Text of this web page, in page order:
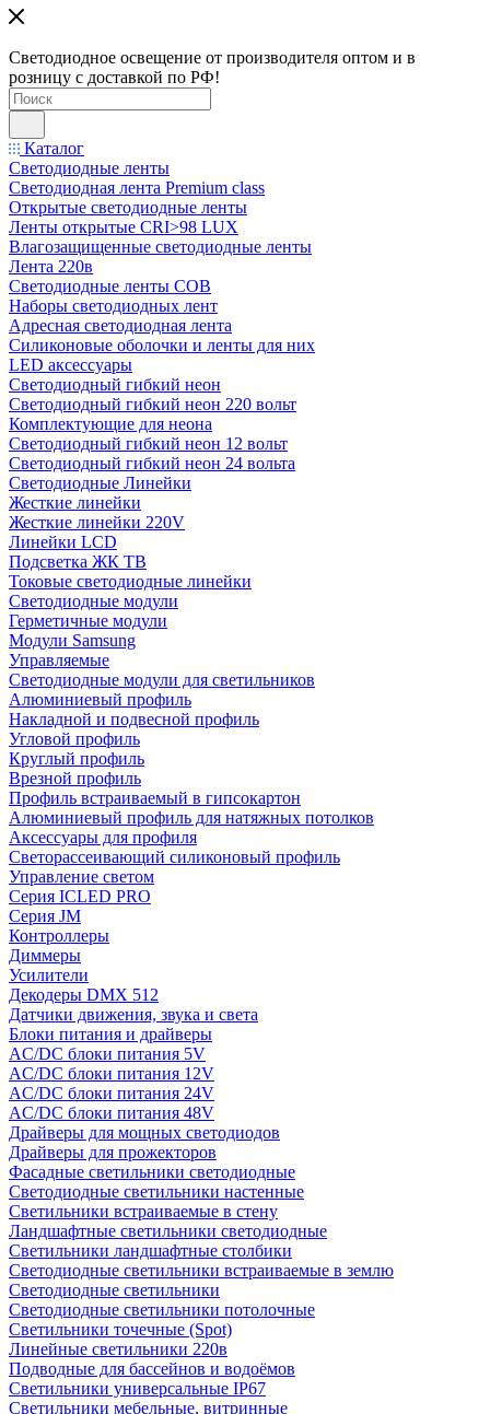
Светодиодное освещение от производителя оптом и в
розницу с доставкой по РФ!
Каталог
Светодиодные ленты
Светодиодная лента Premium class
Открытые светодиодные ленты
Ленты открытые CRI>98 LUX
Влагозащищенные светодиодные ленты
Лента 220в
Светодиодные ленты COB
Наборы светодиодных лент
Адресная светодиодная лента
Силиконовые оболочки и ленты для них
LED аксессуары
Светодиодный гибкий неон
Светодиодный гибкий неон 220 вольт
Комплектующие для неона
Светодиодный гибкий неон 12 вольт
Светодиодный гибкий неон 24 вольта
Светодиодные Линейки
Жесткие линейки
Жесткие линейки 220V
Линейки LCD
Подсветка ЖК ТВ
Токовые светодиодные линейки
Светодиодные модули
Герметичные модули
Модули Samsung
Управляемые
Светодиодные модули для светильников
Алюминиевый профиль
Накладной и подвесной профиль
Угловой профиль
Круглый профиль
Врезной профиль
Профиль встраиваемый в гипсокартон
Алюминиевый профиль для натяжных потолков
Аксессуары для профиля
Светорассеивающий силиконовый профиль
Управление светом
Серия ICLED PRO
Серия JM
Контроллеры
Диммеры
Усилители
Декодеры DMX 512
Датчики движения, звука и света
Блоки питания и драйверы
AC/DC блоки питания 5V
AC/DC блоки питания 12V
AC/DC блоки питания 24V
AC/DC блоки питания 48V
Драйверы для мощных светодиодов
Драйверы для прожекторов
Фасадные светильники светодиодные
Светодиодные светильники настенные
Светильники встраиваемые в стену
Ландшафтные светильники светодиодные
Светильники ландшафтные столбики
Светодиодные светильники встраиваемые в землю
Светодиодные светильники
Светодиодные светильники потолочные
Светильники точечные (Spot)
Линейные светильники 220в
Подводные для бассейнов и водоёмов
Светильники универсальные IP67
Светильники мебельные, витринные